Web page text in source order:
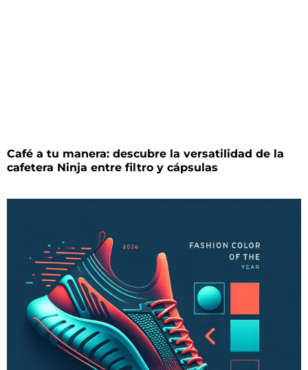
Café a tu manera: descubre la versatilidad de la
cafetera Ninja entre filtro y cápsulas